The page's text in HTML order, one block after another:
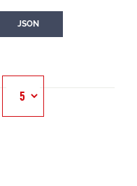
JSON